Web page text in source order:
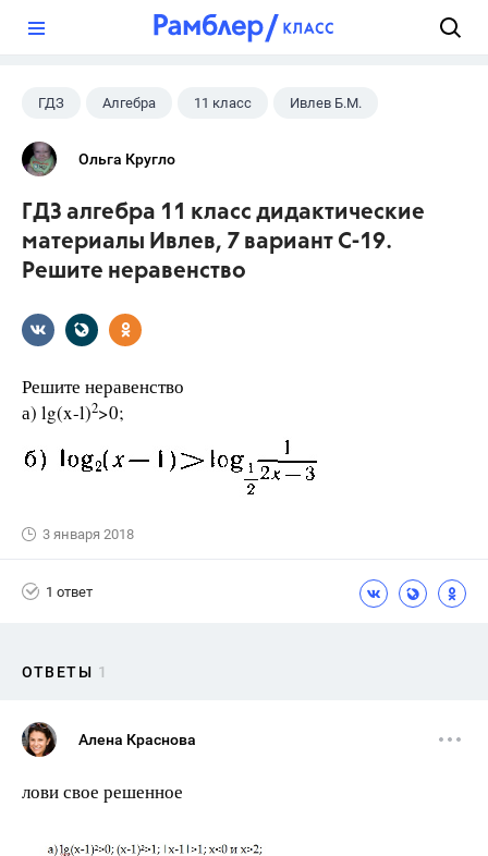
ГДЗ Алгебра 11 класс Ивлев Б.М.
Ольга Кругло
ГДЗ алгебра 11 класс дидактические
материалы Ивлев, 7 вариант С-19.
Решите неравенство
Решите неравенство
а) lg(x-l)2>0;
3 января 2018
1 ответ
ОТВЕТЫ 1
Алена Краснова
лови свое решенное